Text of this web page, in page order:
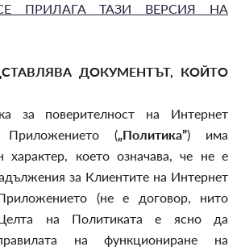
ПРИЛАГА ТАЗИ ВЕРСИЯ НА
ДОКУМЕНТЪТ, КОЙТО
за поверителност на Интернет
(„Политика”) има
характер, което означава, че не е
за Клиентите на Интернет
(не е договор, нито
Целта на Политиката е ясно да
на функциониране на